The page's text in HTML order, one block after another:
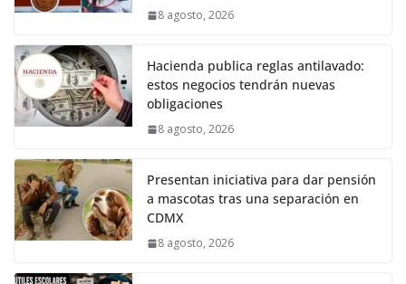
8 agosto, 2026
Hacienda publica reglas antilavado:
estos negocios tendrán nuevas
obligaciones
8 agosto, 2026
Presentan iniciativa para dar pensión
a mascotas tras una separación en
CDMX
8 agosto, 2026